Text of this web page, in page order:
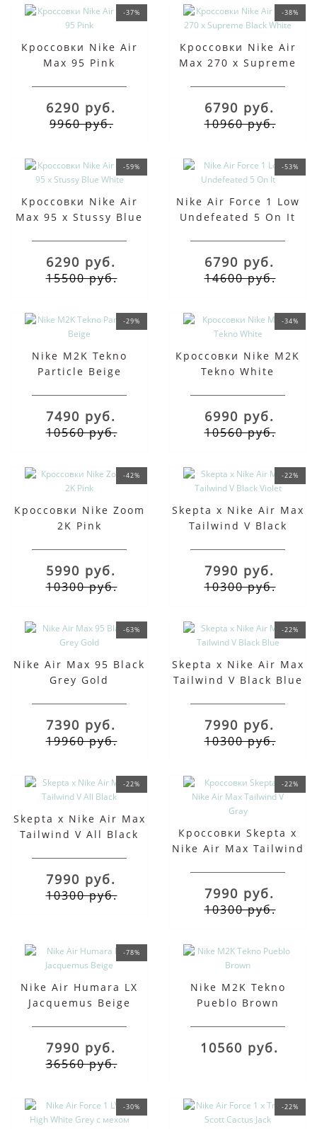
-37%
Кроссовки Nike Air
Max 95 Pink
6290 руб.
9960 руб.
-38%
Кроссовки Nike Air
Max 270 x Supreme
6790 руб.
10960 руб.
-59%
Кроссовки Nike Air
Max 95 x Stussy Blue
6290 руб.
15500 руб.
-53%
Nike Air Force 1 Low
Undefeated 5 On It
6790 руб.
14600 руб.
-29%
Nike M2K Tekno
Particle Beige
7490 руб.
10560 руб.
-34%
Кроссовки Nike M2K
Tekno White
6990 руб.
10560 руб.
-42%
Кроссовки Nike Zoom
2K Pink
5990 руб.
10300 руб.
-22%
Skepta x Nike Air Max
Tailwind V Black
7990 руб.
10300 руб.
-63%
Nike Air Max 95 Black
Grey Gold
7390 руб.
19960 руб.
-22%
Skepta x Nike Air Max
Tailwind V Black Blue
7990 руб.
10300 руб.
-22%
Skepta x Nike Air Max
Tailwind V All Black
7990 руб.
10300 руб.
-22%
Кроссовки Skepta x
Nike Air Max Tailwind
7990 руб.
10300 руб.
-78%
Nike Air Humara LX
Jacquemus Beige
7990 руб.
36560 руб.
Nike M2K Tekno
Pueblo Brown
10560 руб.
-30% -22%